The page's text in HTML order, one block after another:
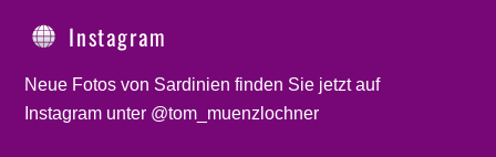
Instagram
Neue Fotos von Sardinien finden Sie jetzt auf
Instagram unter @tom_muenzlochner